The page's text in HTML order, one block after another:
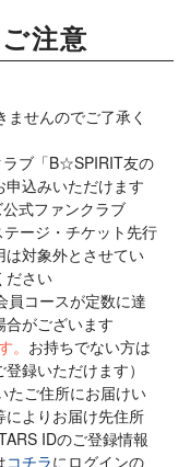
注意
せんのでご了承く
ラブ「B☆SPIRIT友の
込みいただけます
式ファンクラブ
ージ・チケット先行
対象外とさせてい
ださい
員コースが定数に達
合がございます
お持ちでない方は
録いただけます）
たご住所にお届けい
によりお届け先住所
IDのご登録情報
コチラにログインの